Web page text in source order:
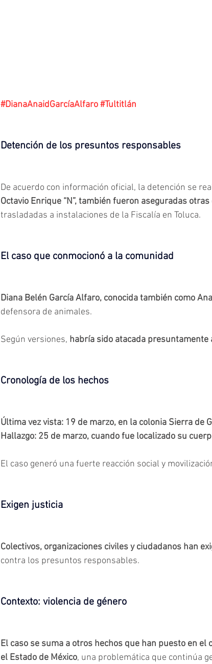
#DianaAnaidGarcíaAlfaro#Tultitlán
Detención de los presuntos responsables
De acuerdo con información oficial, la detención se
Octavio Enrique “N”, también fueron aseguradas
trasladadas a instalaciones de la Fiscalía en Toluca.
El caso que conmocionó a la comunidad
Diana Belén García Alfaro, conocida también como
defensora de animales.
Según versiones, habría sido atacada
Cronología de los hechos
Última vez vista: 19 de marzo, en la colonia Sierra de
Hallazgo: 25 de marzo, cuando fue localizado su
El caso generó una fuerte reacción social y
Exigen justicia
Colectivos, organizaciones civiles y ciudadanos han
contra los presuntos responsables.
Contexto: violencia de género
El caso se suma a otros hechos que han puesto en
el Estado de México, una problemática que continúa